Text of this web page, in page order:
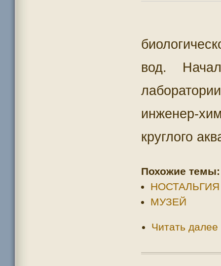
вод.
инженер-
круглого
Похожие темы:
МУЗЕЙ
Читать далее